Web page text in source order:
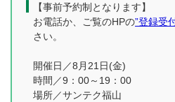
【事前予約制となります】
お電話か、ご覧のHPの”登録受
さい。
開催日／8月21日(金)
時間／9：00～19：00
場所／サンテク福山